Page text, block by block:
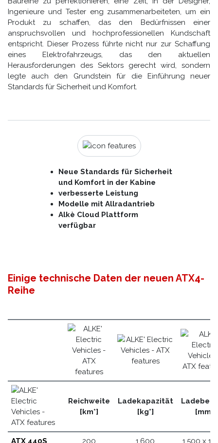
Ingenieure und Tester eng zusammenarbeiteten, um ein
Produkt zu schaffen, das den Bedürfnissen einer
anspruchsvollen und hochprofessionellen Kundschaft
entspricht. Dieser Prozess führte nicht nur zur Schaffung
eines Elektrofahrzeugs, das den aktuellen
Herausforderungen des Sektors gerecht wird, sondern
legte auch den Grundstein für die Einführung neuer
Standards für Sicherheit und Komfort.
Neue Standards für Sicherheit
und Komfort in der Kabine
verbesserte Leistung
Modelle mit Allradantrieb
Alkè Cloud Plattform
verfügbar
Einige technische Daten der neuen ATX4-
Reihe
Reichweite
[km*]
Ladekapazität
[kg*]
[mm]
ATX 440S 200 1.600 1.500 x